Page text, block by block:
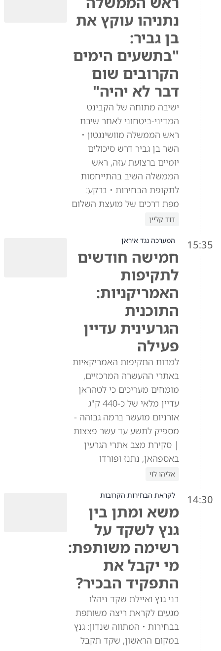
נתניהו עוקץ את
בן גביר:
"בתשעים הימים
הקרובים שום
דבר לא יהיה"
ישיבה מתוחה של הקבינט
המדיני-ביטחוני לאחר שיבת
ראש הממשלה מוושינגטון •
השר בן גביר דרש סיכולים
יומיים ברצועת עזה, ראש
הממשלה השיב בהתייחסות
לתקופת הבחירות • ברקע:
מפת דרכים של מועצת השלום
דוד קליין
15:35 המערכה נגד איראן
חמישה חודשים
לתקיפות
האמריקניות:
התוכנית
הגרעינית עדיין
פעילה
למרות התקיפות האמריקאיות
באתרי ההעשרה המרכזיים,
מומחים מעריכים כי לטהראן
עדיין מלאי של כ-440 ק"ג
אורניום מועשר ברמה גבוהה -
מספיק לתשע עד עשר פצצות
| סקירת מצב אתרי הגרעין
באספהאן, נתנז ופורדו
אליהו לוי
14:30 לקראת הבחירות הקרובות
משא ומתן בין
גנץ לשקד על
רשימה משותפת:
מי יקבל את
התפקיד הבכיר?
בני גנץ ואיילת שקד ניהלו
מגעים לקראת ריצה משותפת
בבחירות • המתווה שנדון: גנץ
במקום הראשון, שקד תקבל